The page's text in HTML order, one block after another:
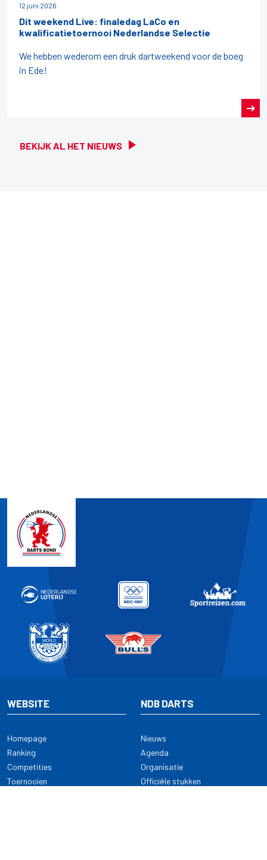
BEKIJK AL HET NIEUWS
12 juni 2026
Dit weekend Live: finaledag LaCo en
kwalificatietoernooi Nederlandse Selectie
We hebben wederom een druk dartweekend voor de boeg
in Ede!
WEBSITE
Homepage
Ranking
Competities
Toernooien
NDB DARTS
Nieuws
Agenda
Organisatie
Officiële stukken